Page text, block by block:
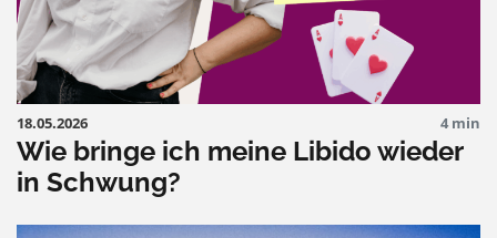
18.05.2026 4 min
Wie bringe ich meine Libido wieder
in Schwung?